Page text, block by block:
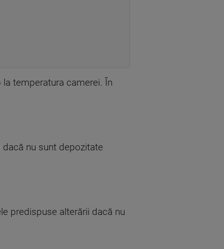
temperatura camerei. În
nu sunt depozitate
predispuse alterării dacă nu